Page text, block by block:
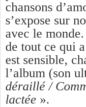
chansons
s’expose sur
avec le
de tout ce qui
est sensible,
l’album (son
déraillé /
lactée ».